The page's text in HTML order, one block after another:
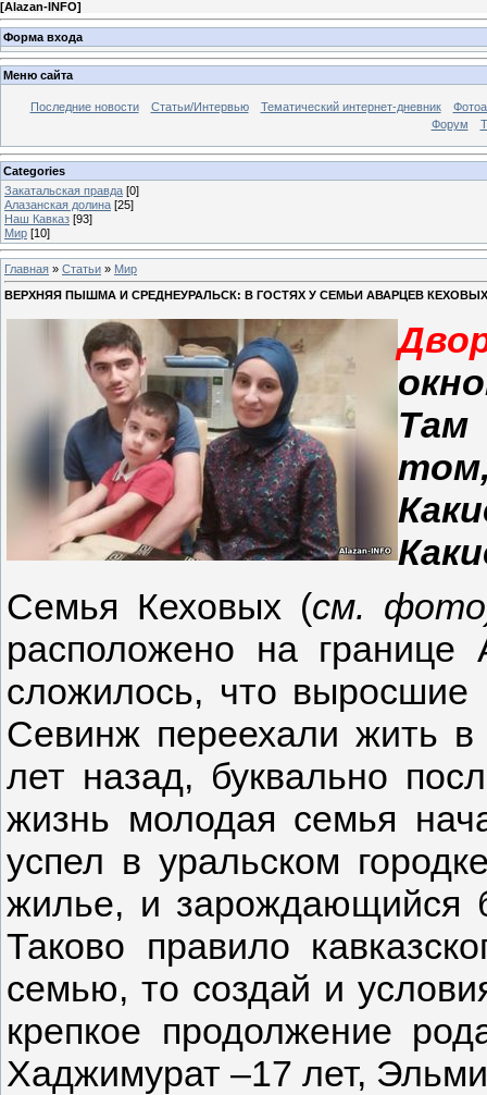
[Alazan-INFO]
Форма входа
Меню сайта
Последние новости Статьи/Интервью Тематический интернет-дневник
Форум
Categories
Закатальская правда [0]
Алазанская долина [25]
Наш Кавказ [93]
Мир [10]
Главная » Статьи » Мир
ВЕРХНЯЯ ПЫШМА И СРЕДНЕУРАЛЬСК: В ГОСТЯХ У СЕМЬИ АВАРЦЕВ КЕХОВЫХ
Семья Кеховых (см.
расположено на границе
сложилось, что
Севинж переехали жить
лет назад, буквально
жизнь молодая семья
успел в уральском
жилье, и зарождающийся
Таково правило
семью, то создай и
крепкое продолжение
Хаджимурат –17 лет,